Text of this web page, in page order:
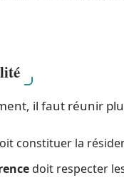
il faut réunir
constituer la
doit respecter